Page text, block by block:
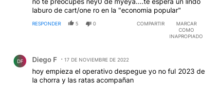
laburo de cart/one ro en la "economia popular"
RESPONDER 5 0 COMPARTIR
MARCAR
COMO
INAPROPIADO
DF Diego F 17 DE NOVIEMBRE DE 2022
hoy empieza el operativo despegue yo no fuI 2023 de
la chorra y las ratas acompañan